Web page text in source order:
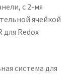
с 2-мя
ячейкой
для Redox
система для